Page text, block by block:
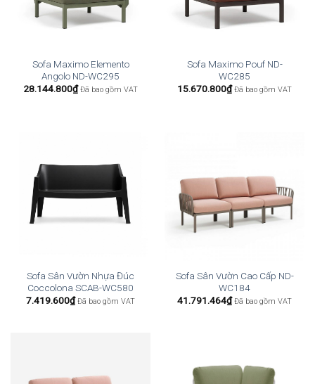
Sofa Maximo Elemento
Angolo ND-WC295
28.144.800₫ Đã bao gồm VAT
Sofa Maximo Pouf ND-
WC285
15.670.800₫ Đã bao gồm VAT
Sofa Sân Vườn Nhựa Đúc
Coccolona SCAB-WC580
7.419.600₫ Đã bao gồm VAT
Sofa Sân Vườn Cao Cấp ND-
WC184
41.791.464₫ Đã bao gồm VAT